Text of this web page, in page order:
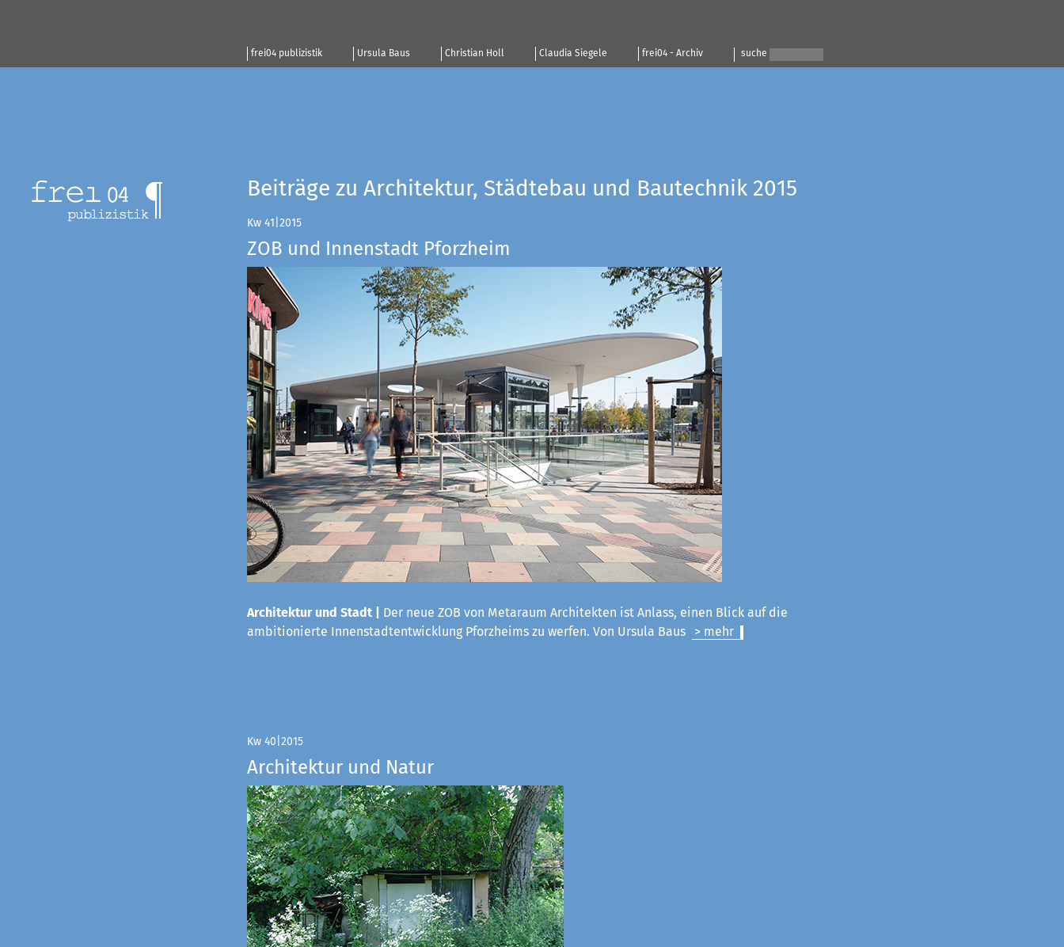
frei04 publizistik Ursula Baus Christian Holl Claudia Siegele frei04 - Archiv suche
Beiträge zu Architektur, Städtebau und Bautechnik 2015
Kw 41|2015
ZOB und Innenstadt Pforzheim
Architektur und Stadt |
Der neue ZOB von Metaraum Architekten ist Anlass, einen Blick auf die
ambitionierte Innenstadtentwicklung Pforzheims zu werfen. Von Ursula Baus
> mehr
Kw 40|2015
Architektur und Natur